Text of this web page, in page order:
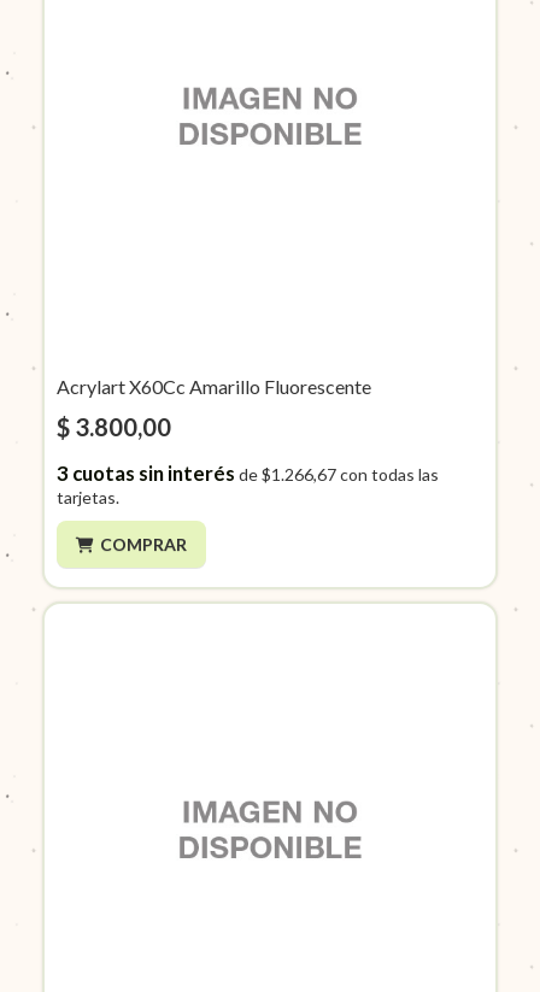
Acrylart X60Cc Amarillo Fluorescente
$ 3.800,00
3cuotas sin interés de$1.266,67con todas las
tarjetas.
COMPRAR